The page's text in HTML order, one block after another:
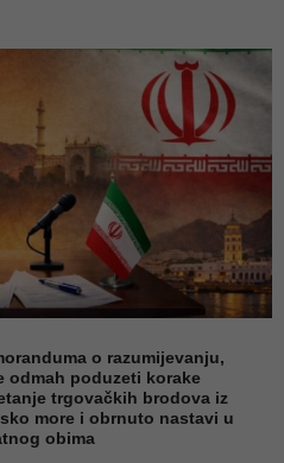
o razumijevanju,
odmah poduzeti korake
trgovačkih brodova iz
more i obrnuto nastavi u
obima